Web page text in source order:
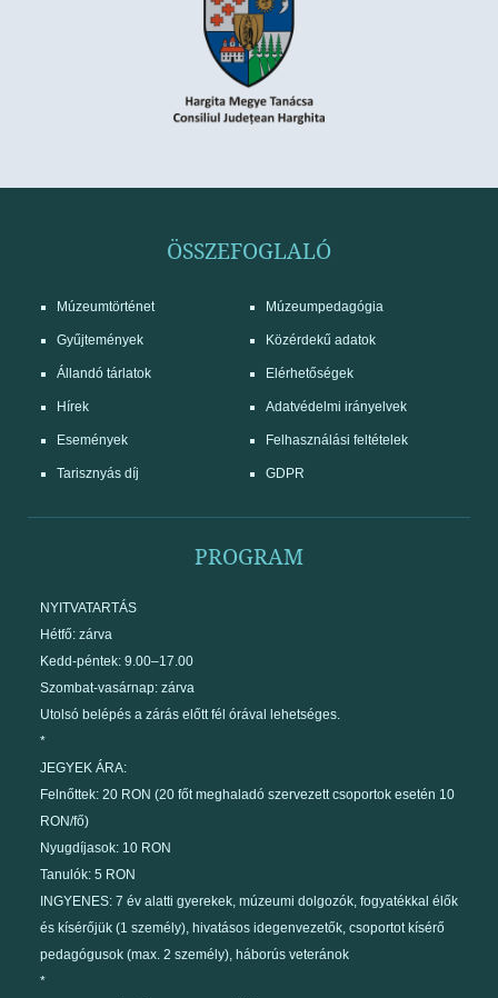
ÖSSZEFOGLALÓ
Múzeumtörténet
Gyűjtemények
Állandó tárlatok
Hírek
Események
Tarisznyás díj
Múzeumpedagógia
Közérdekű adatok
Elérhetőségek
Adatvédelmi irányelvek
Felhasználási feltételek
GDPR
PROGRAM
NYITVATARTÁS
Hétfő: zárva
Kedd-péntek: 9.00–17.00
Szombat-vasárnap: zárva
Utolsó belépés a zárás előtt fél órával lehetséges.
*
JEGYEK ÁRA:
Felnőttek: 20 RON (20 főt meghaladó szervezett csoportok esetén 10
RON/fő)
Nyugdíjasok: 10 RON
Tanulók: 5 RON
INGYENES: 7 év alatti gyerekek, múzeumi dolgozók, fogyatékkal élők
és kísérőjük (1 személy), hivatásos idegenvezetők, csoportot kísérő
pedagógusok (max. 2 személy), háborús veteránok
*